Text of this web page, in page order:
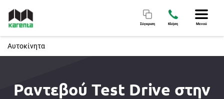
Μενού
Σύγκριση Κλήση
Αυτοκίνητα
Ραντεβού Test Drive στην